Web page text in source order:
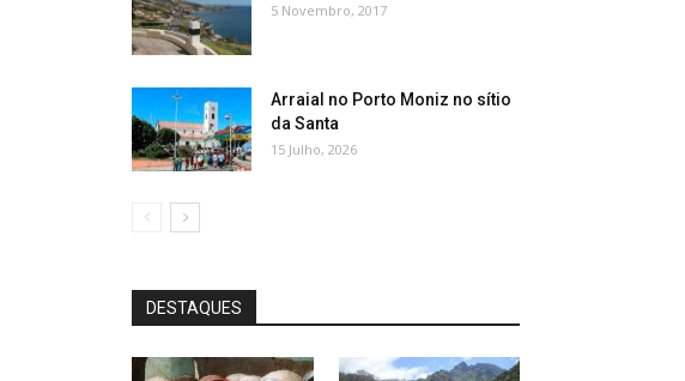
5 Novembro, 2017
Arraial no Porto Moniz no sítio
da Santa
15 Julho, 2026
DESTAQUES